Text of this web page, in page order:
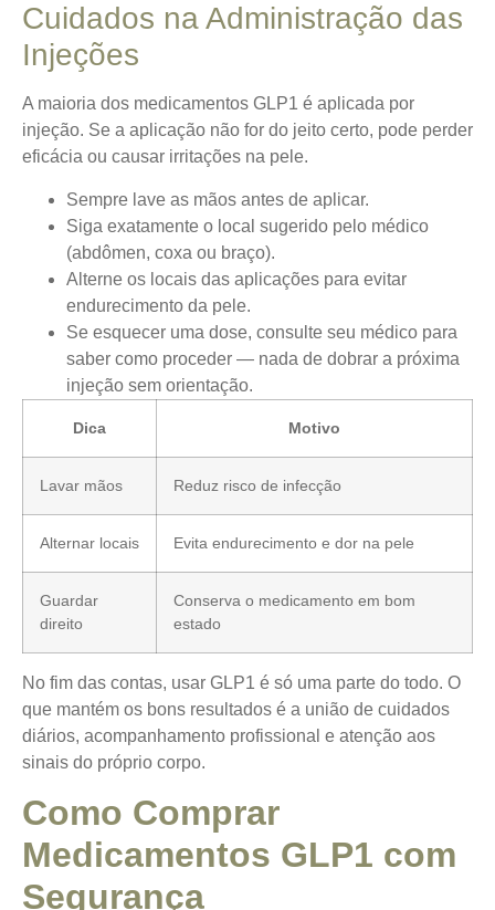
Cuidados na Administração das
Injeções
A maioria dos medicamentos GLP1 é aplicada por
injeção. Se a aplicação não for do jeito certo, pode perder
eficácia ou causar irritações na pele.
Sempre lave as mãos antes de aplicar.
Siga exatamente o local sugerido pelo médico
(abdômen, coxa ou braço).
Alterne os locais das aplicações para evitar
endurecimento da pele.
Se esquecer uma dose, consulte seu médico para
saber como proceder — nada de dobrar a próxima
injeção sem orientação.
Dica Motivo
Lavar mãos Reduz risco de infecção
Alternar locais Evita endurecimento e dor na pele
Guardar
direito
Conserva o medicamento em bom
estado
No fim das contas, usar GLP1 é só uma parte do todo. O
que mantém os bons resultados é a união de cuidados
diários, acompanhamento profissional e atenção aos
sinais do próprio corpo.
Como Comprar
Medicamentos GLP1 com
Segurança